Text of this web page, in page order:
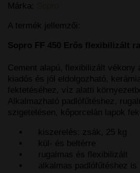
Márka:
A termék jellemzői:
Sopro FF 450 Erős flexibilizált
Cement alapú, flexibilizált vékony
kiadós és jól eldolgozható,
fektetéséhez, víz alatti
Alkalmazható padlófűtéshez,
szigetelésen, kőporcelán lapok
kiszerelés: zsák, 25 kg
kül- és beltérre
rugalmas és flexibilizált
alkalmas padlófűtéshez is